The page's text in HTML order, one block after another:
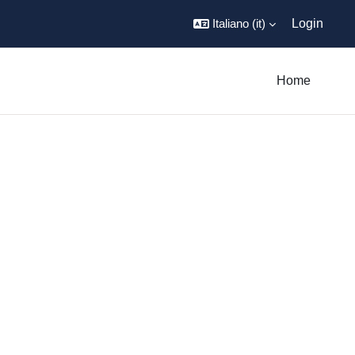
Italiano ‎(it)‎ Login
Home